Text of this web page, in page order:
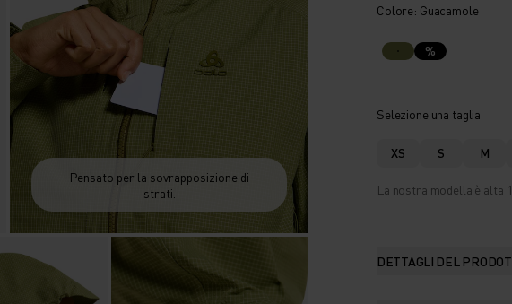
Pensato per la sovrapposizione di
strati.
Colore: Guacamole
%
Selezione una taglia
XS S M
La nostra modella è alta
DETTAGLI DEL